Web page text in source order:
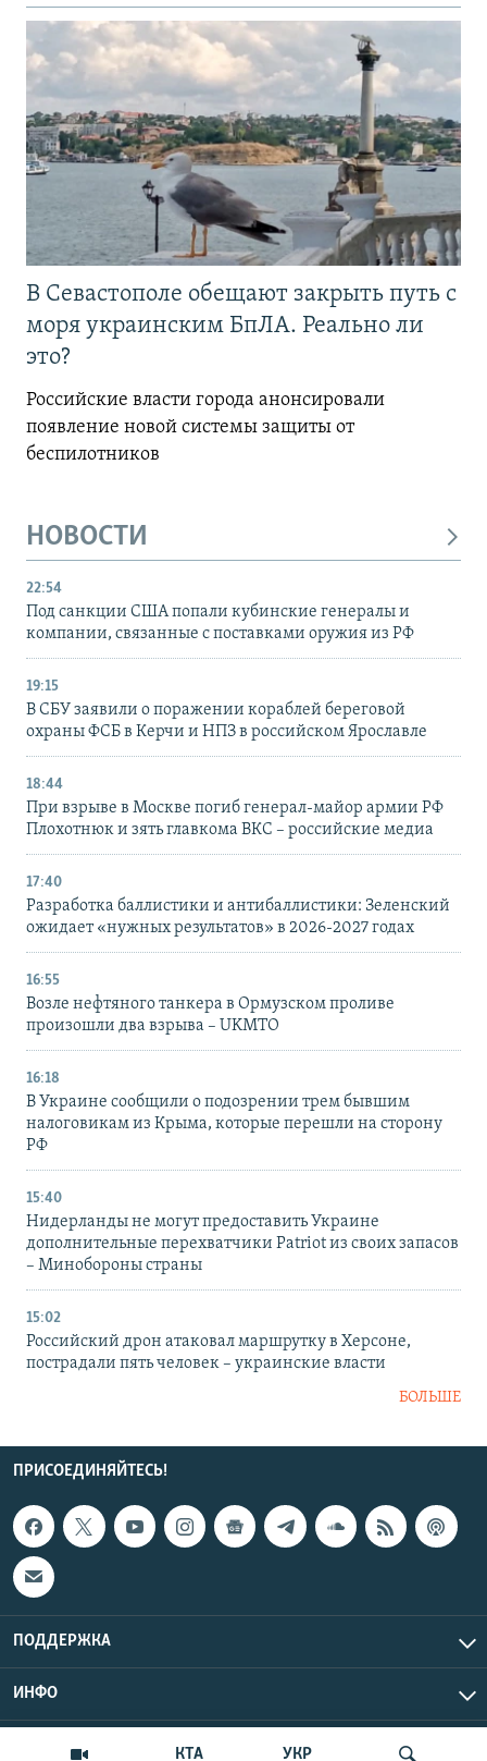
КТА УКР
В Севастополе обещают закрыть путь с
моря украинским БпЛА. Реально ли
это?
Российские власти города анонсировали
появление новой системы защиты от
беспилотников
НОВОСТИ
22:54
Под санкции США попали кубинские генералы и
компании, связанные с поставками оружия из РФ
19:15
В СБУ заявили о поражении кораблей береговой
охраны ФСБ в Керчи и НПЗ в российском Ярославле
18:44
При взрыве в Москве погиб генерал-майор армии РФ
Плохотнюк и зять главкома ВКС – российские медиа
17:40
Разработка баллистики и антибаллистики: Зеленский
ожидает «нужных результатов» в 2026-2027 годах
16:55
Возле нефтяного танкера в Ормузском проливе
произошли два взрыва – UKMTO
16:18
В Украине сообщили о подозрении трем бывшим
налоговикам из Крыма, которые перешли на сторону
РФ
15:40
Нидерланды не могут предоставить Украине
дополнительные перехватчики Patriot из своих запасов
– Минобороны страны
15:02
Российский дрон атаковал маршрутку в Херсоне,
пострадали пять человек – украинские власти
БОЛЬШЕ
ПРИСОЕДИНЯЙТЕСЬ!
ПОДДЕРЖКА
ИНФО
Copyright Крым.Реалии, 2026 | Все права защищены.
UTC+3